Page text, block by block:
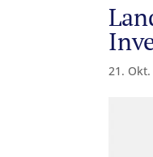
21.